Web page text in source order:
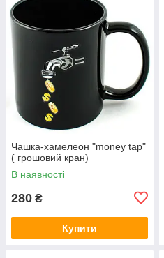
Чашка-хамелеон "money tap"
( грошовий кран)
В наявності
280 ₴
Купити